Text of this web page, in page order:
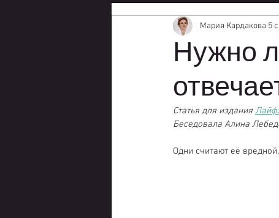
Нужно
Мария Кардакова 5
Статья для издания
Беседовала Алина
Одни считают её